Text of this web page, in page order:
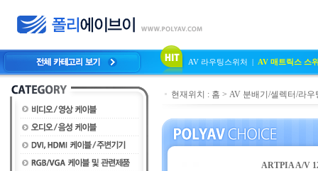
AV 라우팅스위처 | AV 매트릭스 스
현재위치 : 홈 > AV 분배기/셀렉터/라우
ARTPIA A/V